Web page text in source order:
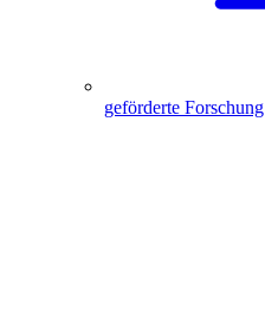
geförderte Forschung